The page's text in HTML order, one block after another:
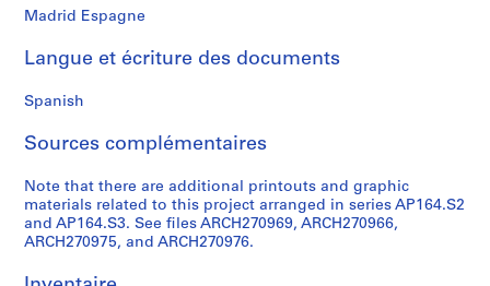
P
o
:
P
o
l
i
Madrid Espagne
Langue et écriture des documents
Spanish
Sources complémentaires
Note that there are additional printouts and graphic
materials related to this project arranged in series AP164.S2
and AP164.S3. See files ARCH270969, ARCH270966,
ARCH270975, and ARCH270976.